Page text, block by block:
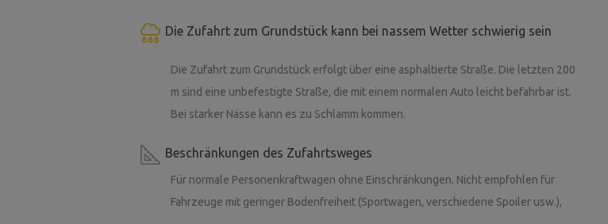
in einer hügeligen Landschaft, was ein Gefühl von Privatsphäre vermittelt. Nur selten
verirrt sich ein Tourist oder Jogger dorthin. Ein markierter Wanderweg verläuft
beispielsweise auch, seltenere Vogelarten zu beobachten, die in der Umgebung
nisten (wir empfehlen, ein Fernglas mitzubringen – hier nisten Wiesenweihen,
Naturschutzgebiet nisten Buntkäpfer). Wer Einfachheit, Privatsphäre und den
uns, Sie in Šévách begrüßen zu dürfen :)
Die Zufahrt zum Grundstück kann bei nassem Wetter schwierig sein
Die Zufahrt zum Grundstück erfolgt über eine asphaltierte Straße. Die letzten 200
m sind eine unbefestigte Straße, die mit einem normalen Auto leicht befahrbar ist.
Bei starker Nässe kann es zu Schlamm kommen.
Beschränkungen des Zufahrtsweges
Für normale Personenkraftwagen ohne Einschränkungen. Nicht empfohlen für
Fahrzeuge mit geringer Bodenfreiheit (Sportwagen, verschiedene Spoiler usw.),